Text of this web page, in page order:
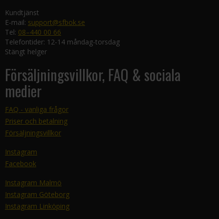
Kundtjänst
E-mail: support@sfbok.se
Tel: 08–440 00 66
Telefontider: 12-14 måndag-torsdag
Stängt helger
Försäljningsvillkor, FAQ & sociala
medier
FAQ - vanliga frågor
Priser och betalning
Försäljningsvillkor
Instagram
Facebook
Instagram Malmö
Instagram Göteborg
Instagram Linköping